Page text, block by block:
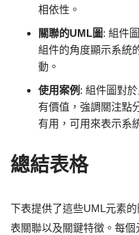
相依性。
關聯的UML圖: 組件
組件的角度顯示系統
動。
使用案例 : 組件圖對
有價值，強調關注點
有用，可用來表示系
總結表格
下表提供了這些UML元素
表關聯以及關鍵特徵。每個